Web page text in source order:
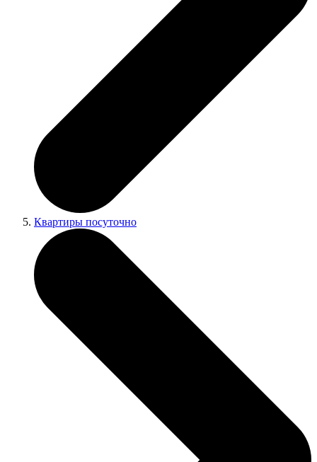
Квартиры посуточно